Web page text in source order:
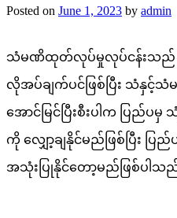
Posted on June 1, 2023 by admin
သံမဏိထုတ်လုပ်မှုလုပ်ငန်းသည်
လိုအပ်ချက်ပင်ဖြစ်ပြီး သံနှင့်သံ
အောင်မြင်ပြီးစီးပါက ပြည်ပ
ကို လျှော့ချနိုင်မည်ဖြစ်ပြီး ပ
အသုံးပြုနိုင်တော့မည်ဖြစ်ပါသ